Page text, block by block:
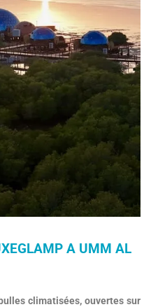
A UMM AL
climatisées, ouvertes sur